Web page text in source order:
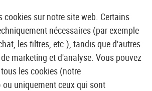
ET GROSSISTE EUROPÉEN AIRSOFT
cookies sur notre site web. Certains
nécessaires (par exemple
les filtres, etc.), tandis que d'autres
marketing et d'analyse. Vous pouvez
les cookies (notre
uniquement ceux qui sont